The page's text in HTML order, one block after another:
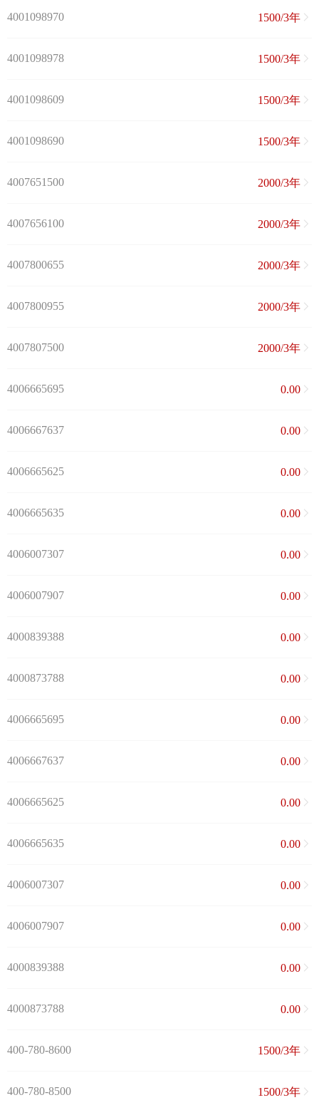
4001098970 1500/3年
4001098978 1500/3年
4001098609 1500/3年
4001098690 1500/3年
4007651500 2000/3年
4007656100 2000/3年
4007800655 2000/3年
4007800955 2000/3年
4007807500 2000/3年
4006665695 0.00
4006667637 0.00
4006665625 0.00
4006665635 0.00
4006007307 0.00
4006007907 0.00
4000839388 0.00
4000873788 0.00
4006665695 0.00
4006667637 0.00
4006665625 0.00
4006665635 0.00
4006007307 0.00
4006007907 0.00
4000839388 0.00
4000873788 0.00
400-780-8600 1500/3年
400-780-8500 1500/3年